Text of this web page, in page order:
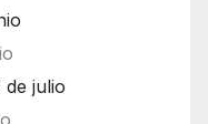
julio